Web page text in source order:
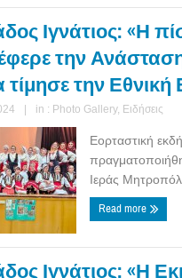
Ιγνάτιος: «Η
την
την Εθνική
in : Photo Gallery, Ειδήσεις
Εορταστική
Ιεράς
Read more
Ιγνάτιος: «Η